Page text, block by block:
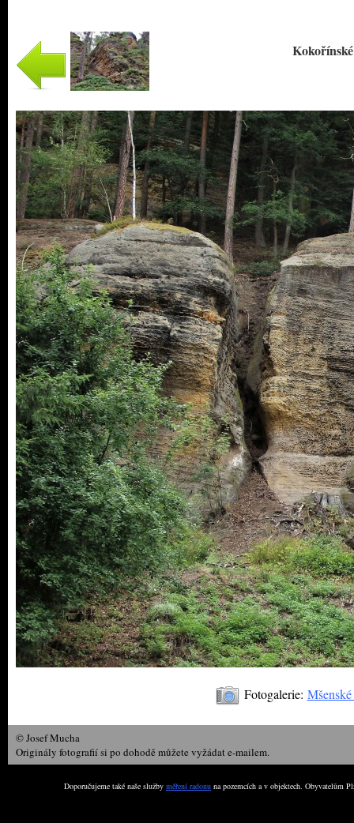
Fotogalerie:
© Josef Mucha
Originály fotografií si po dohodě můžete vyžádat e-mailem.
Doporučujeme také naše služby měření radonu na pozemcích a v objektech. Obyvatelům